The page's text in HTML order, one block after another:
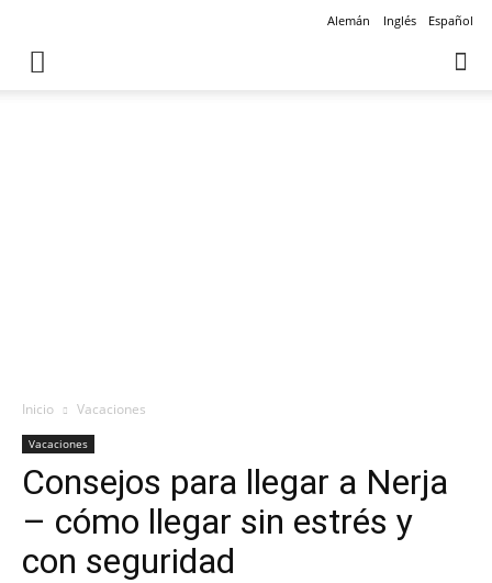
Alemán Inglés Español
Inicio Vacaciones
Vacaciones
Consejos para llegar a Nerja
– cómo llegar sin estrés y
con seguridad